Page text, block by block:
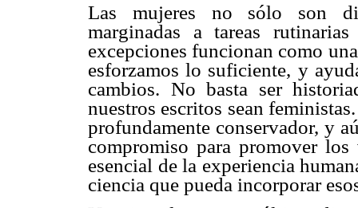
Las mujeres no sólo son
marginadas a tareas
excepciones funcionan como
esforzamos lo suficiente, y
cambios. No basta ser
nuestros escritos sean
profundamente conservador, y
compromiso para promover
esencial de la experiencia
ciencia que pueda incorporar